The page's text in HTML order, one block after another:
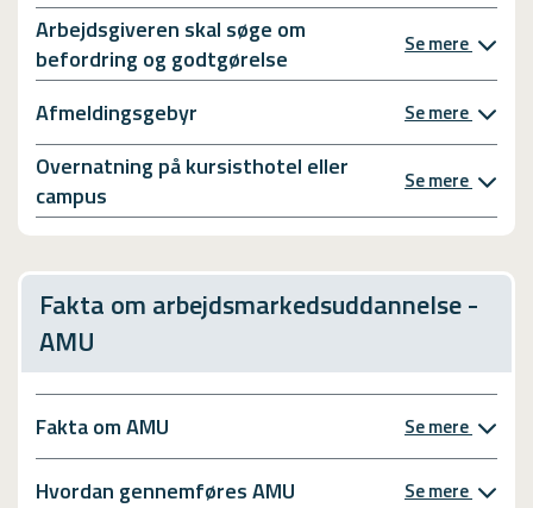
Arbejdsgiveren skal søge om
befordring og godtgørelse
Se mere
Afmeldingsgebyr Se mere
Overnatning på kursisthotel eller
campus
Se mere
Fakta om arbejdsmarkedsuddannelse -
AMU
Fakta om AMU Se mere
Hvordan gennemføres AMU Se mere